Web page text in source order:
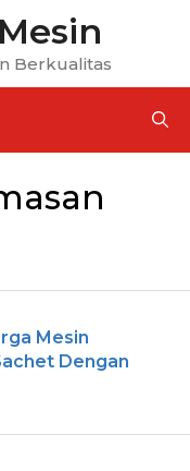
Berkualitas
Mesin
Dengan